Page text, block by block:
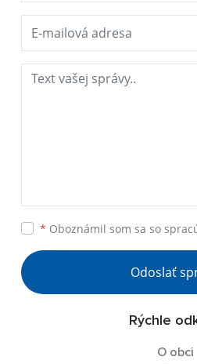
* Oboznámil som sa so
Odoslať
Rýchle
O obci